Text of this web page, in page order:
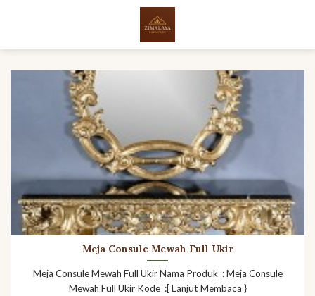
Meja Consule Mewah Full Ukir
Meja Consule Mewah Full Ukir Nama Produk : Meja Consule
Mewah Full Ukir Kode :[ Lanjut Membaca }